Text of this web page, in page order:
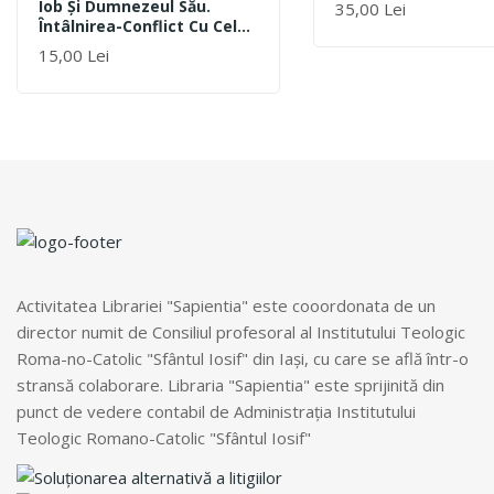
Iob Şi Dumnezeul Său.
Întâlnirea-Conflict Cu Cel
Total Altul
15,00 Lei
35,00 Lei
Activitatea Librariei "Sapientia" este cooordonata de un
director numit de Consiliul profesoral al Institutului Teologic
Roma-no-Catolic "Sfântul Iosif" din Iași, cu care se află într-o
stransă colaborare. Libraria "Sapientia" este sprijinită din
punct de vedere contabil de Administrația Institutului
Teologic Romano-Catolic "Sfântul Iosif"